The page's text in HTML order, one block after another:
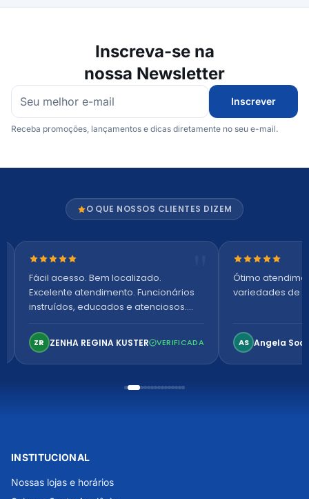
Inscreva-se na
nossa Newsletter
Inscrever
Receba promoções, lançamentos e dicas diretamente no seu e-mail.
O QUE NOSSOS CLIENTES DIZEM
Nota 5 de 5 estrelas
Fácil acesso. Bem localizado.
Excelente atendimento. Funcionários
instruídos, educados e atenciosos.
confortável. Perfeito!
ZR ZENHA REGINA KUSTER VERIFICADA
Nota 5 de 5
Ótimo
variedades de
AS Angela
INSTITUCIONAL
Nossas lojas e horários